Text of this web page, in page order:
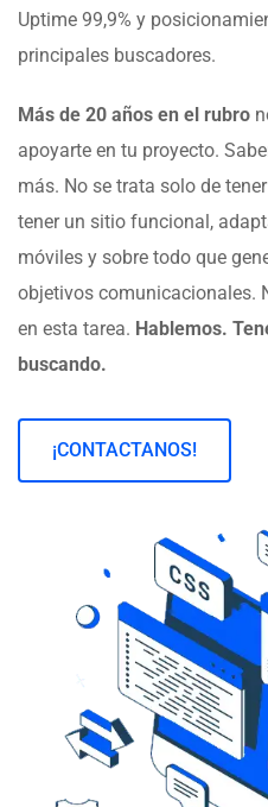
Uptime 99,9% y
principales buscadores.
Más de 20 años en el rubro
apoyarte en tu proyecto.
más. No se trata solo de
tener un sitio funcional,
móviles y sobre todo que
objetivos comunicacionales.
en esta tarea. Hablemos.
buscando.
¡CONTACTANOS!